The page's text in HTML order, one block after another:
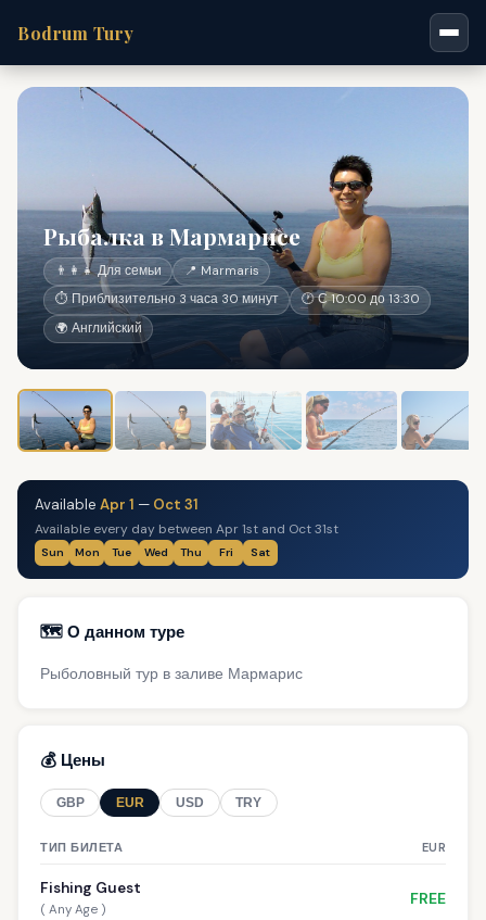
Bodrum Tury
Рыбалка в Мармарисе
👨‍👩‍👧 Для семьи
📍 Marmaris
⏱ Приблизительно 3 часа 30 минут
🕐 С 10:00 до 13:30
🌍 Английский
Available Apr 1 — Oct 31
Available every day between Apr 1st and Oct 31st
Sun Mon Tue Wed Thu Fri Sat
🗺️ О данном туре
Рыболовный тур в заливе Мармарис
💰 Цены
GBP EUR USD TRY
ТИП БИЛЕТА EUR
Fishing Guest
( Any Age )
FREE